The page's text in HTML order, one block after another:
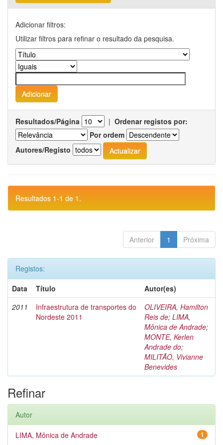
Adicionar filtros:
Utilizar filtros para refinar o resultado da pesquisa.
Resultados/Página | Ordenar registos por:
Por ordem
Autores/Registo
Resultados 1-1 de 1.
Anterior 1 Próxima
Registos:
Data
Título
Autor(es)
2011
Infraestrutura de transportes do
Nordeste 2011
OLIVEIRA, Hamilton
Reis de; LIMA,
Mônica de Andrade;
MONTE, Kerlen
Andrade do;
MILITÃO, Vivianne
Benevides
Refinar
Autor
1
LIMA, Mônica de Andrade